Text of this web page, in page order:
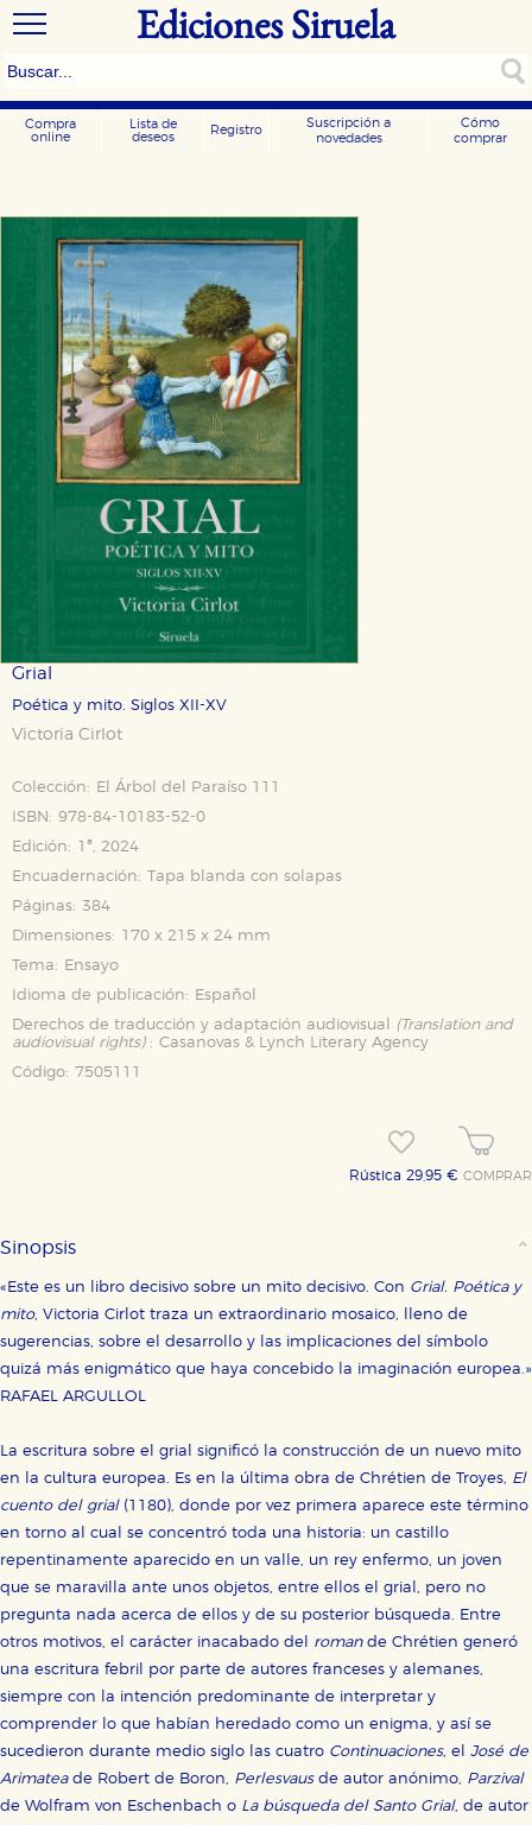
Ediciones Siruela
Compra
online
Lista de
deseos
Registro
Suscripción a
novedades
Cómo
comprar
Grial
Poética y mito. Siglos XII-XV
Victoria Cirlot
Colección:
El Árbol del Paraíso 111
ISBN: 978-84-10183-52-0
Edición: 1ª, 2024
Encuadernación: Tapa blanda con solapas
Páginas: 384
Dimensiones: 170 x 215 x 24 mm
Tema:
Ensayo
Idioma de publicación:
Español
Derechos de traducción y adaptación audiovisual
(Translation and
audiovisual rights): Casanovas & Lynch Literary Agency
Código: 7505111
Rústica 29,95 € COMPRAR
Sinopsis
«Este es un libro decisivo sobre un mito decisivo. Con Grial. Poética y
mito, Victoria Cirlot traza un extraordinario mosaico, lleno de
sugerencias, sobre el desarrollo y las implicaciones del símbolo
quizá más enigmático que haya concebido la imaginación europea.»
RAFAEL ARGULLOL
La escritura sobre el grial significó la construcción de un nuevo mito
en la cultura europea. Es en la última obra de Chrétien de Troyes, El
cuento del grial(1180), donde por vez primera aparece este término
en torno al cual se concentró toda una historia: un castillo
repentinamente aparecido en un valle, un rey enfermo, un joven
que se maravilla ante unos objetos, entre ellos el grial, pero no
pregunta nada acerca de ellos y de su posterior búsqueda. Entre
otros motivos, el carácter inacabado del romande Chrétien generó
una escritura febril por parte de autores franceses y alemanes,
siempre con la intención predominante de interpretar y
comprender lo que habían heredado como un enigma, y así se
sucedieron durante medio siglo las cuatro Continuaciones, el
José de
Arimatea de Robert de Boron, Perlesvausde autor anónimo, Parzival
de Wolfram von Eschenbach o La búsqueda del Santo Grial, de autor